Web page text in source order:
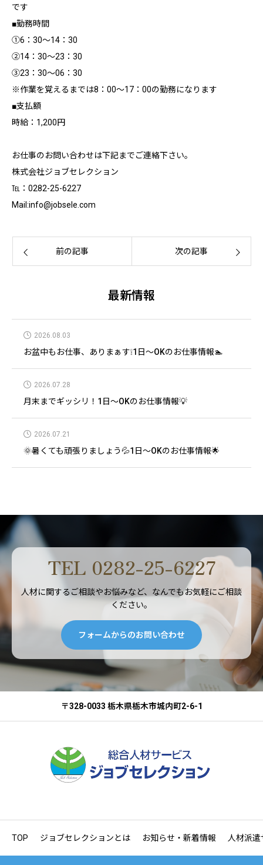
です
■勤務時間
①6：30～14：30
②14：30～23：30
③23：30～06：30
※作業を覚えるまでは8：00～17：00の勤務になります
■支払額
時給：1,200円
お仕事のお問い合わせは下記までご連絡下さい。
株式会社ジョブセレクション
℡：0282-25-6227
Mail:info@jobsele.com
前の記事 次の記事
最新情報
2026.08.03
お盆中もお仕事、ありまぁす❕1日～OKのお仕事情報🏊
2026.07.28
月末までギッシリ！1日～OKのお仕事情報💡
2026.07.21
🌞暑くても頑張りましょう💦1日～OKのお仕事情報🌟
TEL 0282-25-6227
人材に関するご相談やお悩みなど、なんでもお気軽にご相談
ください。
フォームからのお問い合わせ
〒328-0033 栃木県栃木市城内町2-6-1
TOP ジョブセレクションとは お知らせ・新着情報 人材派